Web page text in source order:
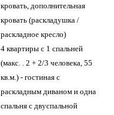
кровать, дополнительная
кровать (раскладушка /
раскладное кресло)
4 квартиры с 1 спальней
(макс. . 2 + 2/3 человека, 55
кв.м.) - гостиная с
раскладным диваном и одна
спальня с двуспальной